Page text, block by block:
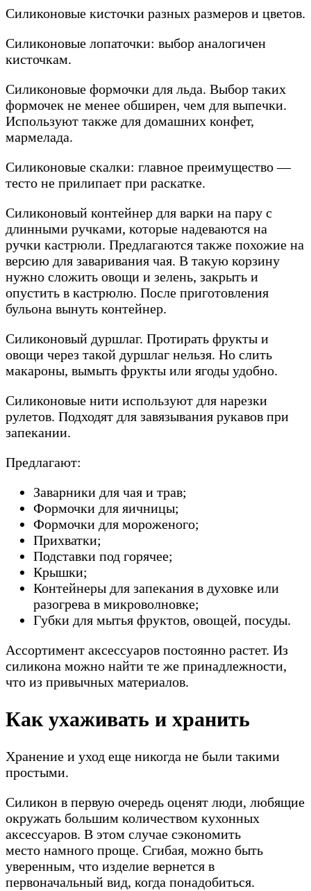
Силиконовые кисточки разных размеров и цветов.
Силиконовые лопаточки: выбор аналогичен
кисточкам.
Силиконовые формочки для льда. Выбор таких
формочек не менее обширен, чем для выпечки.
Используют также для домашних конфет,
мармелада.
Силиконовые скалки: главное преимущество —
тесто не прилипает при раскатке.
Силиконовый контейнер для варки на пару с
длинными ручками, которые надеваются на
ручки кастрюли. Предлагаются также похожие на
версию для заваривания чая. В такую корзину
нужно сложить овощи и зелень, закрыть и
опустить в кастрюлю. После приготовления
бульона вынуть контейнер.
Силиконовый дуршлаг. Протирать фрукты и
овощи через такой дуршлаг нельзя. Но слить
макароны, вымыть фрукты или ягоды удобно.
Силиконовые нити используют для нарезки
рулетов. Подходят для завязывания рукавов при
запекании.
Предлагают:
Заварники для чая и трав;
Формочки для яичницы;
Формочки для мороженого;
Прихватки;
Подставки под горячее;
Крышки;
Контейнеры для запекания в духовке или
разогрева в микроволновке;
Губки для мытья фруктов, овощей, посуды.
Ассортимент аксессуаров постоянно растет. Из
силикона можно найти те же принадлежности,
что из привычных материалов.
Как ухаживать и хранить
Хранение и уход еще никогда не были такими
простыми.
Силикон в первую очередь оценят люди, любящие
окружать большим количеством кухонных
аксессуаров. В этом случае сэкономить
место намного проще. Сгибая, можно быть
уверенным, что изделие вернется в
первоначальный вид, когда понадобиться.